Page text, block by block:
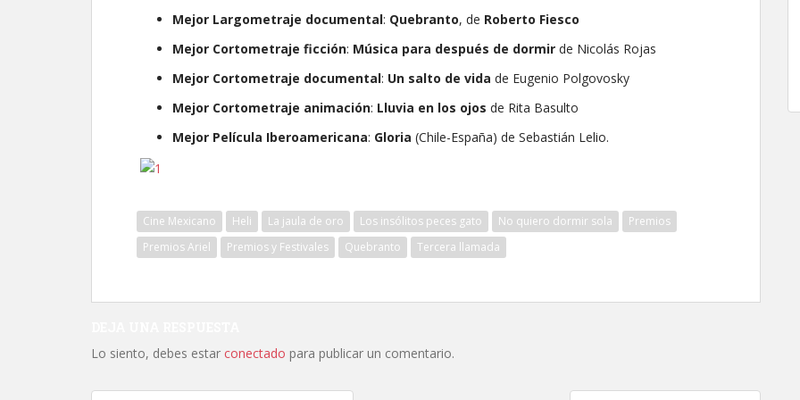
Mejor Largometraje documental: Quebranto, de Roberto Fiesco
Mejor Cortometraje ficción: Música para después de dormir de Nicolás Rojas
Mejor Cortometraje documental: Un salto de vida de Eugenio Polgovosky
Mejor Cortometraje animación: Lluvia en los ojos de Rita Basulto
Mejor Película Iberoamericana: Gloria (Chile-España) de Sebastián Lelio.
Cine Mexicano Heli La jaula de oro Los insólitos peces gato No quiero dormir sola
Premios
Premios Ariel
Premios y Festivales Quebranto Tercera llamada
Lo siento, debes estar conectado para publicar un comentario.